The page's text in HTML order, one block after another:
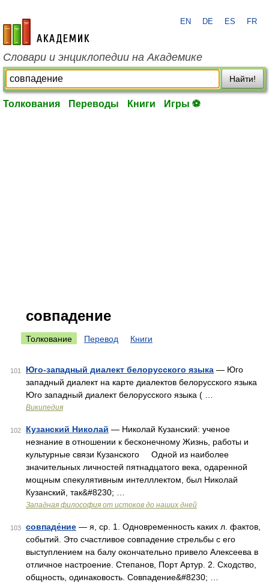
academic.ru
EN DE ES FR
Словари и энциклопедии на Академике
Найти!
Толкования Переводы Книги Игры ⚽
совпадение
Толкование Перевод Книги
101 Юго-западный диалект белорусского языка — Юго
западный диалект на карте диалектов белорусского языка
Юго западный диалект белорусского языка ( …
Википедия
102 Кузанский Николай — Николай Кузанский: ученое
незнание в отношении к бесконечному Жизнь, работы и
культурные связи Кузанского Одной из наиболее
значительных личностей пятнадцатого века, одаренной
мощным спекулятивным интелллектом, был Николай
Кузанский, так&#8230; …
Западная философия от истоков до наших дней
103 совпаде́ние — я, ср. 1. Одновременность каких л. фактов,
событий. Это счастливое совпадение стрельбы с его
выступлением на балу окончательно привело Алексеева в
отличное настроение. Степанов, Порт Артур. 2. Сходство,
общность, одинаковость. Совпадение&#8230; …